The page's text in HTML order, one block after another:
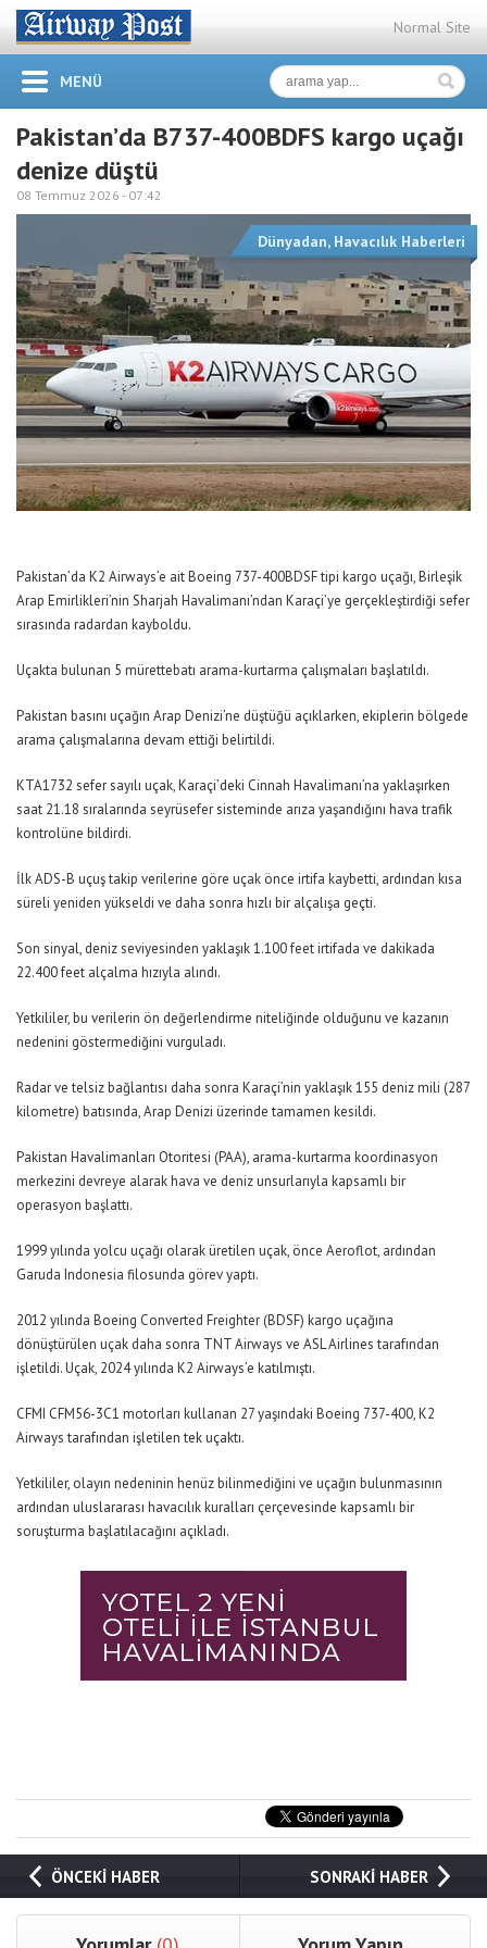
Normal Site
MENÜ
Pakistan’da B737-400BDFS kargo uçağı
denize düştü
08 Temmuz 2026 - 07:42
Dünyadan, Havacılık Haberleri
Pakistan’da K2 Airways’e ait Boeing 737-400BDSF tipi kargo uçağı, Birleşik
Arap Emirlikleri’nin Sharjah Havalimanı’ndan Karaçi’ye gerçekleştirdiği sefer
sırasında radardan kayboldu.
Uçakta bulunan 5 mürettebatı arama-kurtarma çalışmaları başlatıldı.
Pakistan basını uçağın Arap Denizi’ne düştüğü açıklarken, ekiplerin bölgede
arama çalışmalarına devam ettiği belirtildi.
KTA1732 sefer sayılı uçak, Karaçi’deki Cinnah Havalimanı’na yaklaşırken
saat 21.18 sıralarında seyrüsefer sisteminde arıza yaşandığını hava trafik
kontrolüne bildirdi.
İlk ADS-B uçuş takip verilerine göre uçak önce irtifa kaybetti, ardından kısa
süreli yeniden yükseldi ve daha sonra hızlı bir alçalışa geçti.
Son sinyal, deniz seviyesinden yaklaşık 1.100 feet irtifada ve dakikada
22.400 feet alçalma hızıyla alındı.
Yetkililer, bu verilerin ön değerlendirme niteliğinde olduğunu ve kazanın
nedenini göstermediğini vurguladı.
Radar ve telsiz bağlantısı daha sonra Karaçi’nin yaklaşık 155 deniz mili (287
kilometre) batısında, Arap Denizi üzerinde tamamen kesildi.
Pakistan Havalimanları Otoritesi (PAA), arama-kurtarma koordinasyon
merkezini devreye alarak hava ve deniz unsurlarıyla kapsamlı bir
operasyon başlattı.
1999 yılında yolcu uçağı olarak üretilen uçak, önce Aeroflot, ardından
Garuda Indonesia filosunda görev yaptı.
2012 yılında Boeing Converted Freighter (BDSF) kargo uçağına
dönüştürülen uçak daha sonra TNT Airways ve ASL Airlines tarafından
işletildi. Uçak, 2024 yılında K2 Airways’e katılmıştı.
CFMI CFM56-3C1 motorları kullanan 27 yaşındaki Boeing 737-400, K2
Airways tarafından işletilen tek uçaktı.
Yetkililer, olayın nedeninin henüz bilinmediğini ve uçağın bulunmasının
ardından uluslararası havacılık kuralları çerçevesinde kapsamlı bir
soruşturma başlatılacağını açıkladı.
ÖNCEKİ HABER SONRAKİ HABER